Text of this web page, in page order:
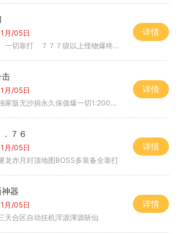
月/05日
一切靠打 ７７７级以上怪物爆终极
详情
击
月/05日
家版无沙捐永久保值爆一切1:2000回2
详情
７６
月/05日
龙赤月封顶地图BOSS多装备全靠打
详情
器
月/05日
天合区自动挂机浑源渾源斩仙
详情